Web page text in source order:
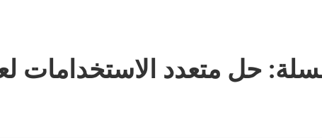
حل متعدد الاستخدامات